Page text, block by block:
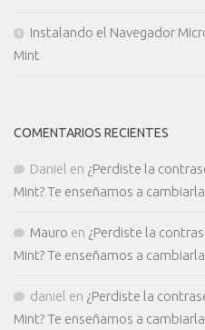
Instalando el Navegador
Mint
COMENTARIOS RECIENTES
Daniel en ¿Perdiste la
Mint? Te enseñamos a cambiarla
Mauro en ¿Perdiste la
Mint? Te enseñamos a cambiarla
daniel en ¿Perdiste la
Mint? Te enseñamos a cambiarla